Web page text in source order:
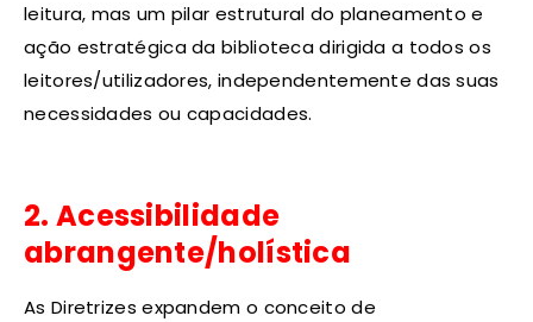
leitura, mas um pilar estrutural do planeamento e
ação estratégica da biblioteca dirigida a todos os
leitores/utilizadores, independentemente das suas
necessidades ou capacidades.
2. Acessibilidade
abrangente/holística
As Diretrizes expandem o conceito de